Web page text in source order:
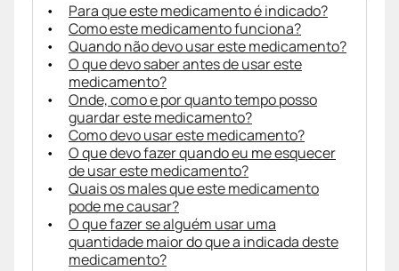
Para que este medicamento é indicado?
Como este medicamento funciona?
Quando não devo usar este medicamento?
O que devo saber antes de usar este
medicamento?
Onde, como e por quanto tempo posso
guardar este medicamento?
Como devo usar este medicamento?
O que devo fazer quando eu me esquecer
de usar este medicamento?
Quais os males que este medicamento
pode me causar?
O que fazer se alguém usar uma
quantidade maior do que a indicada deste
medicamento?